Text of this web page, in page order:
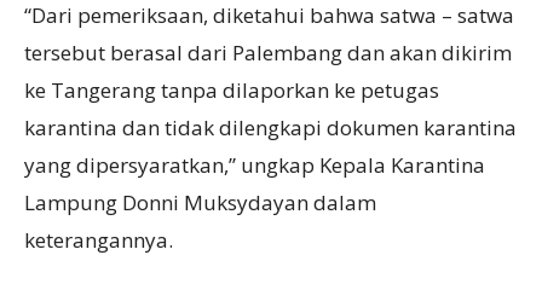
“Dari pemeriksaan, diketahui bahwa satwa – satwa
tersebut berasal dari Palembang dan akan dikirim
ke Tangerang tanpa dilaporkan ke petugas
karantina dan tidak dilengkapi dokumen karantina
yang dipersyaratkan,” ungkap Kepala Karantina
Lampung Donni Muksydayan dalam
keterangannya.